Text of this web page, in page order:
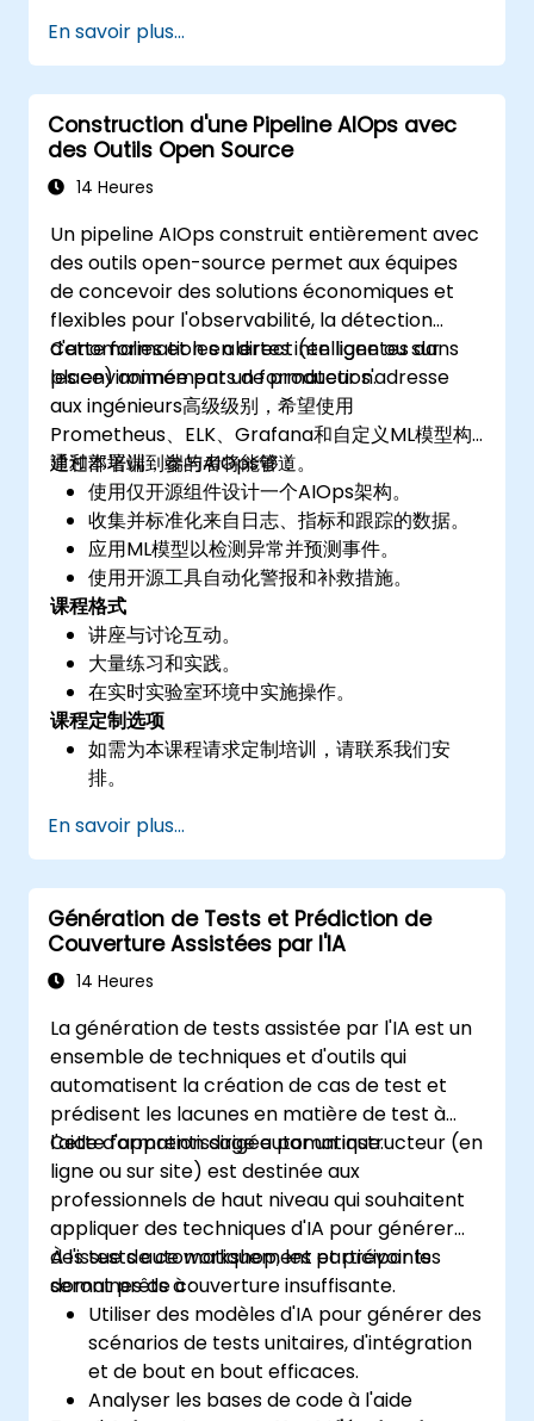
En savoir plus...
Construction d'une Pipeline AIOps avec
des Outils Open Source
14 Heures
Un pipeline AIOps construit entièrement avec
des outils open-source permet aux équipes
de concevoir des solutions économiques et
flexibles pour l'observabilité, la détection
d'anomalies et les alertes intelligentes dans
les environnements de production.
Cette formation en direct (en ligne ou sur
place) animée par un formateur s'adresse
aux ingénieurs高级级别，希望使用
Prometheus、ELK、Grafana和自定义ML模型构
建和部署端到端的AIOps管道。
通过本培训，参与者将能够：
使用仅开源组件设计一个AIOps架构。
收集并标准化来自日志、指标和跟踪的数据。
应用ML模型以检测异常并预测事件。
使用开源工具自动化警报和补救措施。
课程格式
讲座与讨论互动。
大量练习和实践。
在实时实验室环境中实施操作。
课程定制选项
如需为本课程请求定制培训，请联系我们安
排。
En savoir plus...
Génération de Tests et Prédiction de
Couverture Assistées par l'IA
14 Heures
La génération de tests assistée par l'IA est un
ensemble de techniques et d'outils qui
automatisent la création de cas de test et
prédisent les lacunes en matière de test à
l'aide d'apprentissage automatique.
Cette formation dirigée par un instructeur (en
ligne ou sur site) est destinée aux
professionnels de haut niveau qui souhaitent
appliquer des techniques d'IA pour générer
des tests automatiquement et prévoir les
domaines de couverture insuffisante.
À l'issue de ce workshop, les participants
seront prêts à :
Utiliser des modèles d'IA pour générer des
scénarios de tests unitaires, d'intégration
et de bout en bout efficaces.
Analyser les bases de code à l'aide